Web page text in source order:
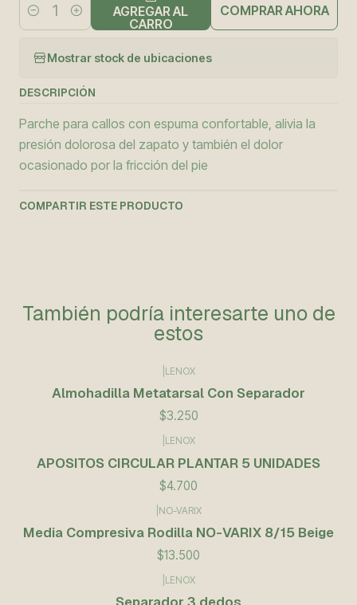
Cantidad
AGREGAR AL
CARRO
COMPRAR AHORA
Mostrar stock de ubicaciones
DESCRIPCIÓN
Parche para callos con espuma confortable, alivia la
presión dolorosa del zapato y también el dolor
ocasionado por la fricción del pie
COMPARTIR ESTE PRODUCTO
También podría interesarte uno de
estos
LENOX
Almohadilla Metatarsal Con Separador
$3.250
LENOX
APOSITOS CIRCULAR PLANTAR 5 UNIDADES
$4.700
Agotado
NO-VARIX
Media Compresiva Rodilla NO-VARIX 8/15 Beige
$13.500
LENOX